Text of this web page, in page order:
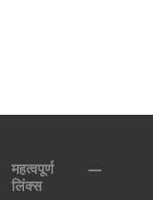
महत्वपूर्ण
लिंक्स
—